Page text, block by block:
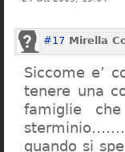
#17 Mirella
Siccome e’
tenere una
famiglie
quando si